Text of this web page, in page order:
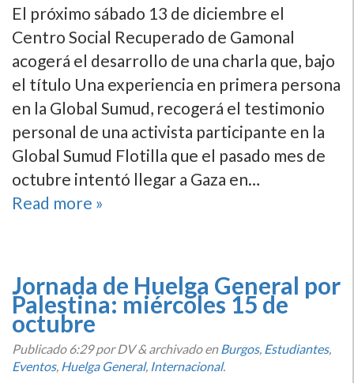
El próximo sábado 13 de diciembre el
Centro Social Recuperado de Gamonal
acogerá el desarrollo de una charla que, bajo
el título Una experiencia en primera persona
en la Global Sumud, recogerá el testimonio
personal de una activista participante en la
Global Sumud Flotilla que el pasado mes de
octubre intentó llegar a Gaza en…
Read more »
Jornada de Huelga General por
Palestina: miércoles 15 de
octubre
Publicado6:29por DV&archivado enBurgos, Estudiantes,
Eventos, Huelga General, Internacional.